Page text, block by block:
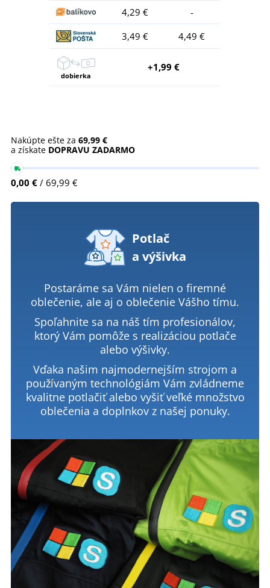
4,29 €
-
3,49 €
4,49 €
dobierka
+1,99 €
Nakúpte ešte za 69,99 €
a získate DOPRAVU ZADARMO
0,00 € / 69,99 €
Potlač
a výšivka
Postaráme sa Vám nielen o firemné
oblečenie, ale aj o oblečenie Vášho tímu.
Spoľahnite sa na náš tím profesionálov,
ktorý Vám pomôže s realizáciou potlače
alebo výšivky.
Vďaka našim najmodernejším strojom a
používaným technológiám Vám zvládneme
kvalitne potlačiť alebo vyšiť veľké množstvo
oblečenia a doplnkov z našej ponuky.